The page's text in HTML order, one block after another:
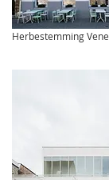
Herbestemming